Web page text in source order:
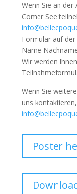
Wenn Sie an der
Comer See
Formular auf der
Name
Wir werden
Wenn Sie
uns
Poster